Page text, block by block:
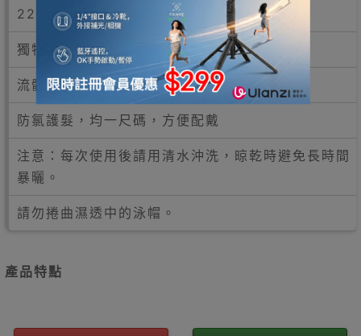
22 cm x 19 cm
獨特剪裁，更佳彈性，穿戴舒適
流體動力學外型設計
防氯護髮，均一尺碼，方便配戴
注意：每次使用後請用清水沖洗，晾乾時避免長時間
暴曬。
請勿捲曲濕透中的泳帽。
產品特點